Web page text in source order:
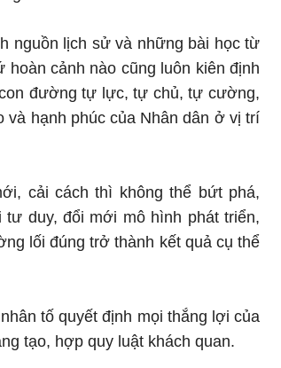
nguồn lịch sử và những bài học từ
cảnh nào cũng luôn kiên định
đường tự lực, tự chủ, tự cường,
và hạnh phúc của Nhân dân ở vị trí
cải cách thì không thể bứt phá,
duy, đổi mới mô hình phát triển,
lối đúng trở thành kết quả cụ thể
tố quyết định mọi thắng lợi của
tạo, hợp quy luật khách quan.